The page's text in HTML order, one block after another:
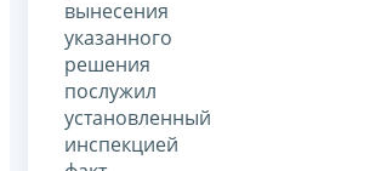
вынесения
указанного
решения
послужил
установленный
инспекцией